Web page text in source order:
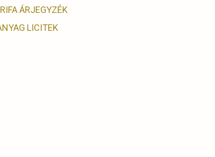
ÁRJEGYZÉK
LICITEK